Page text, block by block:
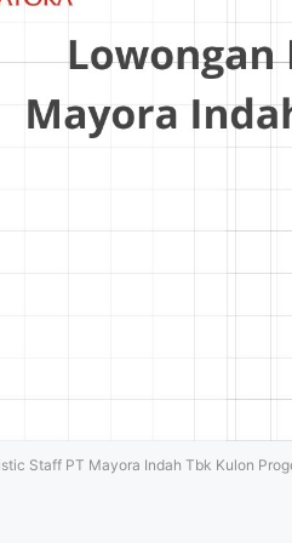
Staff PT Mayora Indah Tbk Kulon